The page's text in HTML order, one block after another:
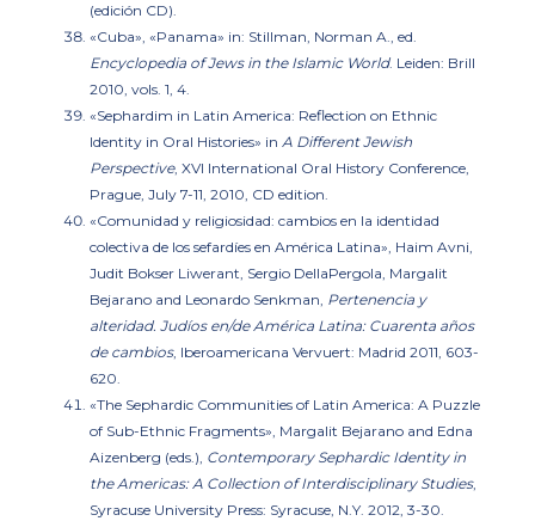
(edición CD).
«Cuba», «Panama» in: Stillman, Norman A., ed.
Encyclopedia of Jews in the Islamic World. Leiden: Brill
2010, vols. 1, 4.
«Sephardim in Latin America: Reflection on Ethnic
Identity in Oral Histories» in A Different Jewish
Perspective, XVI International Oral History Conference,
Prague, July 7-11, 2010, CD edition.
«Comunidad y religiosidad: cambios en la identidad
colectiva de los sefardíes en América Latina», Haim Avni,
Judit Bokser Liwerant, Sergio DellaPergola, Margalit
Bejarano and Leonardo Senkman, Pertenencia y
alteridad. Judíos en/de América Latina: Cuarenta años
de cambios, Iberoamericana Vervuert: Madrid 2011, 603-
620.
«The Sephardic Communities of Latin America: A Puzzle
of Sub-Ethnic Fragments», Margalit Bejarano and Edna
Aizenberg (eds.), Contemporary Sephardic Identity in
the Americas: A Collection of Interdisciplinary Studies,
Syracuse University Press: Syracuse, N.Y. 2012, 3-30.